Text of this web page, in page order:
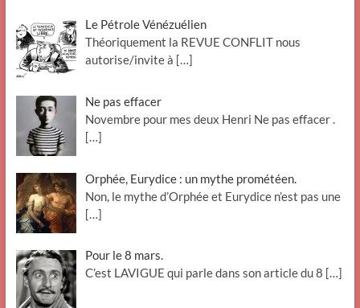
Le Pétrole Vénézuélien
Théoriquement la REVUE CONFLIT nous
autorise/invite à […]
Ne pas effacer
Novembre pour mes deux Henri Ne pas effacer .
[…]
Orphée, Eurydice : un mythe prométéen.
Non, le mythe d’Orphée et Eurydice n’est pas une
[…]
Pour le 8 mars.
C’est LAVIGUE qui parle dans son article du 8 […]